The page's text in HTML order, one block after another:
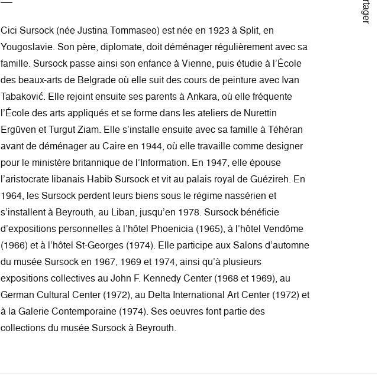
Cici Sursock (née Justina Tommaseo) est née en 1923 à Split, en
Yougoslavie. Son père, diplomate, doit déménager régulièrement avec sa
famille. Sursock passe ainsi son enfance à Vienne, puis étudie à l’École
des beaux-arts de Belgrade où elle suit des cours de peinture avec Ivan
Tabaković. Elle rejoint ensuite ses parents à Ankara, où elle fréquente
l’École des arts appliqués et se forme dans les ateliers de Nurettin
Ergüven et Turgut Ziam. Elle s’installe ensuite avec sa famille à Téhéran
avant de déménager au Caire en 1944, où elle travaille comme designer
pour le ministère britannique de l’Information. En 1947, elle épouse
l’aristocrate libanais Habib Sursock et vit au palais royal de Guézireh. En
1964, les Sursock perdent leurs biens sous le régime nassérien et
s’installent à Beyrouth, au Liban, jusqu’en 1978. Sursock bénéficie
d’expositions personnelles à l’hôtel Phoenicia (1965), à l’hôtel Vendôme
(1966) et à l’hôtel St-Georges (1974). Elle participe aux Salons d’automne
du musée Sursock en 1967, 1969 et 1974, ainsi qu’à plusieurs
expositions collectives au John F. Kennedy Center (1968 et 1969), au
German Cultural Center (1972), au Delta International Art Center (1972) et
à la Galerie Contemporaine (1974). Ses oeuvres font partie des
collections du musée Sursock à Beyrouth.